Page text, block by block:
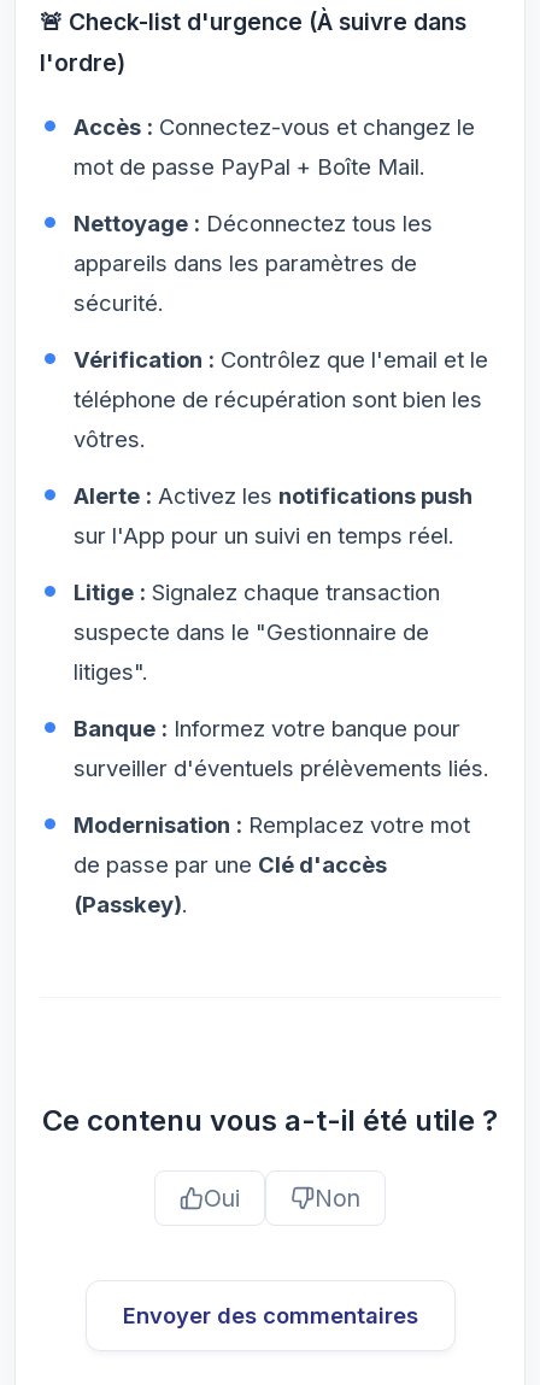
🚨 Check-list d'urgence (À suivre dans
l'ordre)
Accès : Connectez-vous et changez le
mot de passe PayPal + Boîte Mail.
Nettoyage : Déconnectez tous les
appareils dans les paramètres de
sécurité.
Vérification : Contrôlez que l'email et le
téléphone de récupération sont bien les
vôtres.
Alerte : Activez les notifications push
sur l'App pour un suivi en temps réel.
Litige : Signalez chaque transaction
suspecte dans le "Gestionnaire de
litiges".
Banque : Informez votre banque pour
surveiller d'éventuels prélèvements liés.
Modernisation : Remplacez votre mot
de passe par une Clé d'accès
(Passkey).
Ce contenu vous a-t-il été utile ?
Oui Non
Envoyer des commentaires